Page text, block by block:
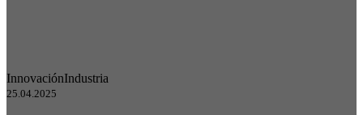
InnovaciónIndustria
25.04.2025